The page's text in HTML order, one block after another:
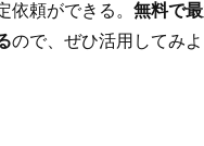
依頼ができる。 無料で
ので、ぜひ活用してみよ